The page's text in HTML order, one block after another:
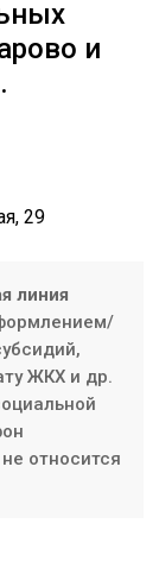
и
29
линия
ЖКХ и др.
относится